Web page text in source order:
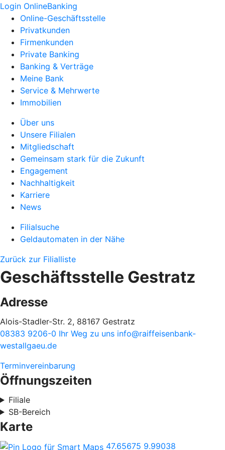
Login OnlineBanking
Online-Geschäftsstelle
Privatkunden
Firmenkunden
Private Banking
Banking & Verträge
Meine Bank
Service & Mehrwerte
Immobilien
Über uns
Unsere Filialen
Mitgliedschaft
Gemeinsam stark für die Zukunft
Engagement
Nachhaltigkeit
Karriere
News
Filialsuche
Geldautomaten in der Nähe
Zurück zur Filialliste
Geschäftsstelle Gestratz
Adresse
Alois-Stadler-Str. 2, 88167 Gestratz
08383 9206-0 Ihr Weg zu uns info@raiffeisenbank-
westallgaeu.de
Terminvereinbarung
Öffnungszeiten
Filiale
SB-Bereich
Karte
47.65675 9.99038